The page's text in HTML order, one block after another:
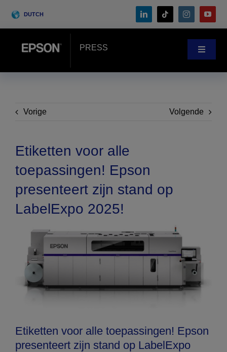
DUTCH
PRESS
Toggle
Klantenverhalen
Events
Search
Vorige Volgende
Etiketten voor alle
toepassingen! Epson
presenteert zijn stand op
LabelExpo 2025!
Etiketten voor alle toepassingen! Epson
presenteert zijn stand op LabelExpo